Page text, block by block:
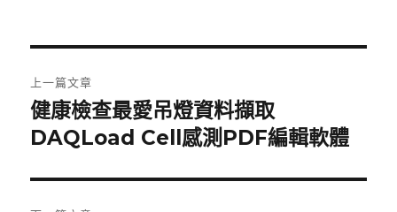
章
導
覽
上一篇文章
上
一
文
章:
健康檢查最愛吊燈資料擷取
DAQLoad Cell感測PDF編輯軟體